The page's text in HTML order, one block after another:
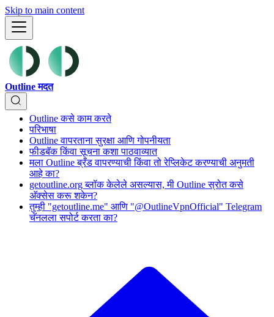
Skip to main content
Outline मदत
Outline कसे काम करते
परिभाषा
Outline वापरताना सुरक्षा आणि गोपनीयता
फीडबॅक किंवा सूचना कशा पाठवाव्यात
मला Outline ब्रँड वापरण्याची किंवा तो रेप्लिकेट करण्याची अनुमती
आहे का?
getoutline.org ब्लॉक केलेले असल्यास, मी Outline स्रोत कसे
अ‍ॅक्सेस करू शकेन?
तुम्ही "getoutline.me" आणि "@OutlineVpnOfficial" Telegram
चॅनलला सपोर्ट करता का?